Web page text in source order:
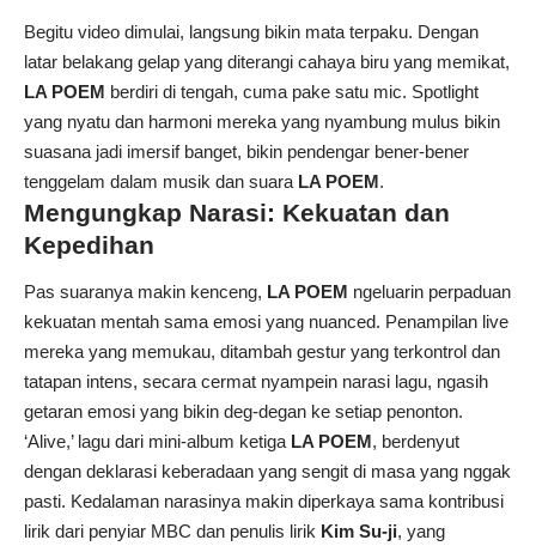
Begitu video dimulai, langsung bikin mata terpaku. Dengan
latar belakang gelap yang diterangi cahaya biru yang memikat,
LA POEM berdiri di tengah, cuma pake satu mic. Spotlight
yang nyatu dan harmoni mereka yang nyambung mulus bikin
suasana jadi imersif banget, bikin pendengar bener-bener
tenggelam dalam musik dan suara LA POEM.
Mengungkap Narasi: Kekuatan dan
Kepedihan
Pas suaranya makin kenceng, LA POEM ngeluarin perpaduan
kekuatan mentah sama emosi yang nuanced. Penampilan live
mereka yang memukau, ditambah gestur yang terkontrol dan
tatapan intens, secara cermat nyampein narasi lagu, ngasih
getaran emosi yang bikin deg-degan ke setiap penonton.
‘Alive,’ lagu dari mini-album ketiga LA POEM, berdenyut
dengan deklarasi keberadaan yang sengit di masa yang nggak
pasti. Kedalaman narasinya makin diperkaya sama kontribusi
lirik dari penyiar MBC dan penulis lirik Kim Su-ji, yang